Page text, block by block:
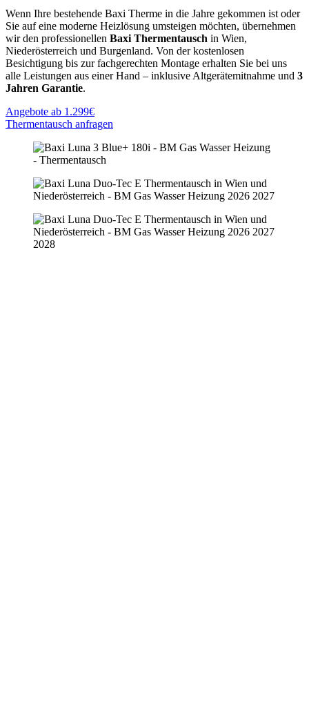
Wenn Ihre bestehende Baxi Therme in die Jahre gekommen ist oder
Sie auf eine moderne Heizlösung umsteigen möchten, übernehmen
wir den professionellen Baxi Thermentausch in Wien,
Niederösterreich und Burgenland. Von der kostenlosen
Besichtigung bis zur fachgerechten Montage erhalten Sie bei uns
alle Leistungen aus einer Hand – inklusive Altgerätemitnahme und 3
Jahren Garantie.
Angebote ab 1.299€
Thermentausch anfragen